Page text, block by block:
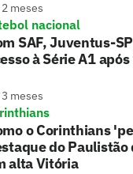
2 meses
nacional
SAF, Juventus-
à Série A1
3 meses
o Corinthians
do Paulistão
alta Vitória